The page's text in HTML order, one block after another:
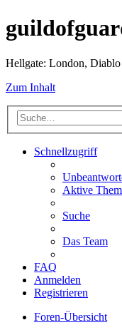
Hellgate: London,
Zum Inhalt
Schnellzugriff
Aktive
Suche
Das Team
FAQ
Anmelden
Registrieren
Foren-Übersicht